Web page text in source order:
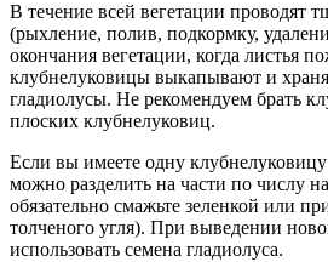
В течение всей вегетации проводят
(рыхление, полив, подкормку,
окончания вегетации, когда листья
клубнелуковицы выкапывают и
гладиолусы. Не рекомендуем брать
плоских клубнелуковиц.
Если вы имеете одну клубнелуковицу
можно разделить на части по числу
обязательно смажьте зеленкой или
толченого угля). При выведении
использовать семена гладиолуса.